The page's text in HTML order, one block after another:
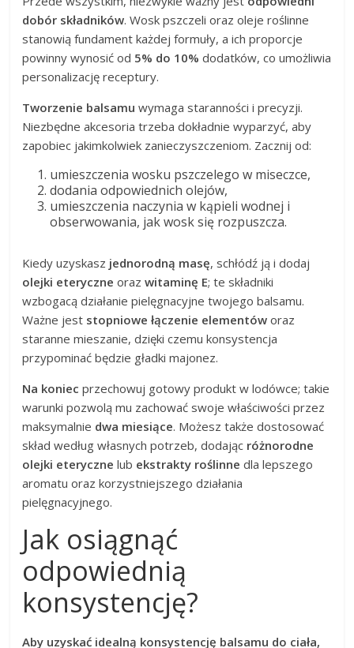
dobór składników. Wosk pszczeli oraz oleje roślinne
stanowią fundament każdej formuły, a ich proporcje
powinny wynosić od 5% do 10% dodatków, co umożliwia
personalizację receptury.
Tworzenie balsamu wymaga staranności i precyzji.
Niezbędne akcesoria trzeba dokładnie wyparzyć, aby
zapobiec jakimkolwiek zanieczyszczeniom. Zacznij od:
umieszczenia wosku pszczelego w miseczce,
dodania odpowiednich olejów,
umieszczenia naczynia w kąpieli wodnej i
obserwowania, jak wosk się rozpuszcza.
Kiedy uzyskasz jednorodną masę, schłódź ją i dodaj
olejki eteryczne orazwitaminę E; te składniki
wzbogacą działanie pielęgnacyjne twojego balsamu.
Ważne jest stopniowe łączenie elementów oraz
staranne mieszanie, dzięki czemu konsystencja
przypominać będzie gładki majonez.
Na koniec przechowuj gotowy produkt w lodówce; takie
warunki pozwolą mu zachować swoje właściwości przez
maksymalnie dwa miesiące. Możesz także dostosować
skład według własnych potrzeb, dodając różnorodne
olejki eteryczne lub ekstrakty roślinne dla lepszego
aromatu oraz korzystniejszego działania
pielęgnacyjnego.
Jak osiągnąć
odpowiednią
konsystencję?
Aby uzyskać idealną konsystencję balsamu do ciała,